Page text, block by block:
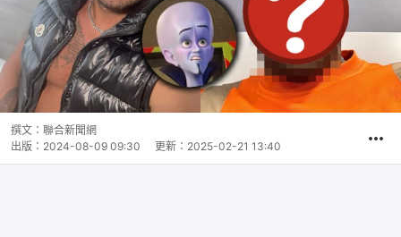
撰文： 聯合新聞網
出版： 2024-08-09 09:30 更新： 2025-02-21 13:40